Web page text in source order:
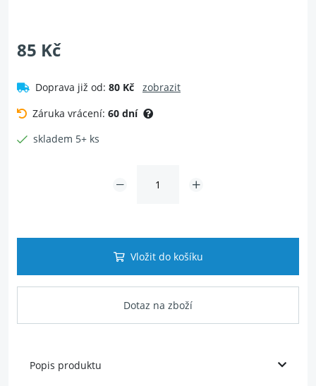
85 Kč
Doprava již od: 80 Kč
zobrazit
Záruka vrácení: 60 dní
skladem 5+ ks
Vložit do košíku
Dotaz na zboží
Popis produktu